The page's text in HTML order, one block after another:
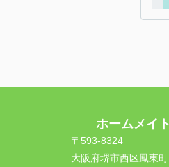
ホームメイ
〒593-8324
大阪府堺市西区鳳東